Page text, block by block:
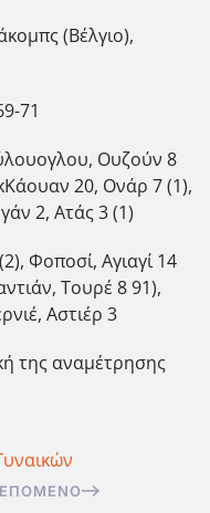
(Βέλγιο),
71
Ουζούν 8
20, Ονάρ 7 (1),
2, Ατάς 3 (1)
Φοποσί, Αγιαγί 14
Τουρέ 8 91),
Αστιέρ 3
της αναμέτρησης
ΕΠΌΜΕΝΟ